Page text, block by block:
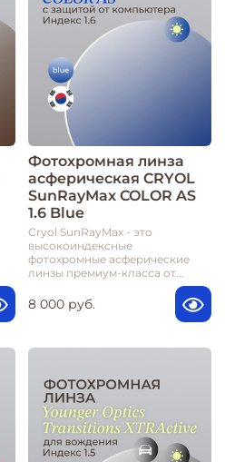
Фотохромная линза
асферическая CRYOL
SunRayMax COLOR AS
1.6 Blue
Cryol SunRayMax - это
высокоиндексные
фотохромные асферические
линзы премиум-класса от...
8 000 руб.